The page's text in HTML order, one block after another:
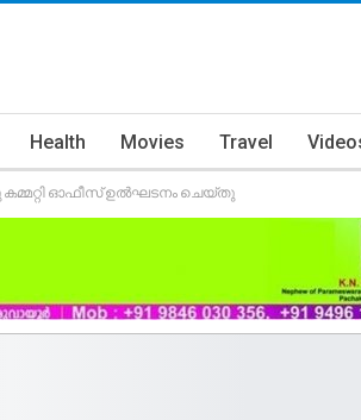
Health Movies Travel
കമ്മറ്റി ഓഫീസ് ഉൽഘടനം ചെയ്തു